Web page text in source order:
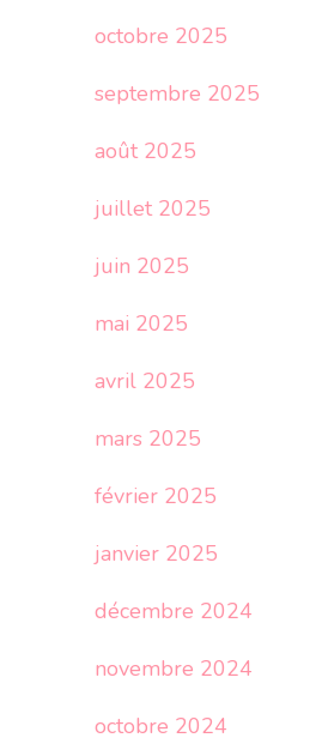
octobre 2025
septembre 2025
août 2025
juillet 2025
juin 2025
mai 2025
avril 2025
mars 2025
février 2025
janvier 2025
décembre 2024
novembre 2024
octobre 2024